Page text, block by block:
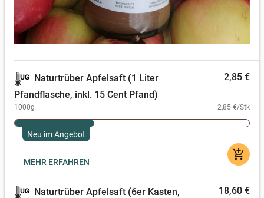
Naturtrüber Apfelsaft (1 Liter
Pfandflasche, inkl. 15 Cent Pfand)
2,85 €
1000g 2,85 €/Stk
Neu im Angebot
add_shopping_cart
MEHR ERFAHREN
Naturtrüber Apfelsaft (6er Kasten,
18,60 €